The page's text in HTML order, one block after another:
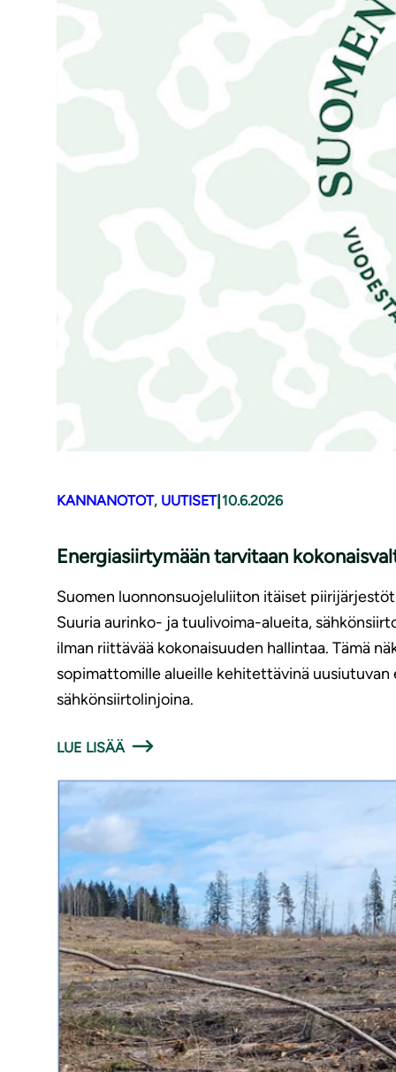
KANNANOTOT, UUTISET|10.6.2026
Energiasiirtymään tarvitaan
Suomen luonnonsuojeluliiton itäiset
Suuria aurinko- ja tuulivoima-alueita,
ilman riittävää kokonaisuuden hallintaa. Tämä
sopimattomille alueille kehitettävinä
sähkönsiirtolinjoina.
LUE LISÄÄ